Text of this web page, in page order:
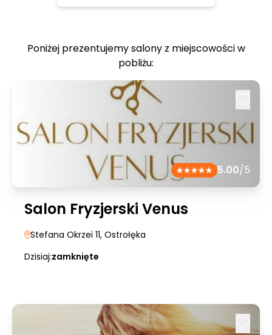
Poniżej prezentujemy salony z miejscowości w
pobliżu:
5.00/5
Salon Fryzjerski Venus
Stefana Okrzei 11, Ostrołęka
Dzisiaj:zamknięte